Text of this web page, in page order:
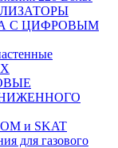
С ЦИФРОВЫМ
и SKAT
для газового